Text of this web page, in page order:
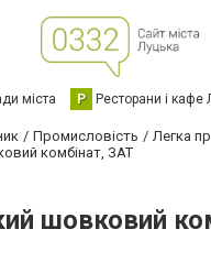
міста Р Ресторани і кафе
Промисловість
Легка
комбінат, ЗАТ
шовковий